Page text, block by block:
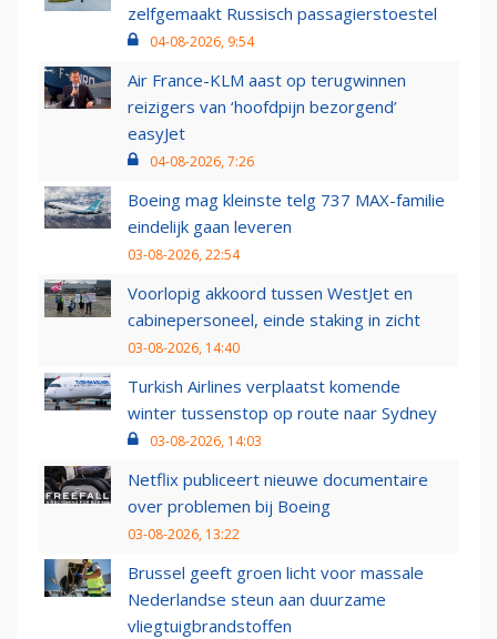
zelfgemaakt Russisch passagierstoestel
04-08-2026, 9:54
Air France-KLM aast op terugwinnen
reizigers van ‘hoofdpijn bezorgend’
easyJet
04-08-2026, 7:26
Boeing mag kleinste telg 737 MAX-familie
eindelijk gaan leveren
03-08-2026, 22:54
Voorlopig akkoord tussen WestJet en
cabinepersoneel, einde staking in zicht
03-08-2026, 14:40
Turkish Airlines verplaatst komende
winter tussenstop op route naar Sydney
03-08-2026, 14:03
Netflix publiceert nieuwe documentaire
over problemen bij Boeing
03-08-2026, 13:22
Brussel geeft groen licht voor massale
Nederlandse steun aan duurzame
vliegtuigbrandstoffen